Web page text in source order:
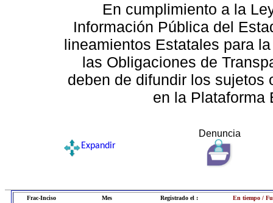
En cumplimiento a la
Información Pública del
lineamientos Estatales para
las Obligaciones de
deben de difundir los sujetos
en la Plataforma
Denuncia
Expandir
Frac-Inciso Mes Registrado el : En tiempo /